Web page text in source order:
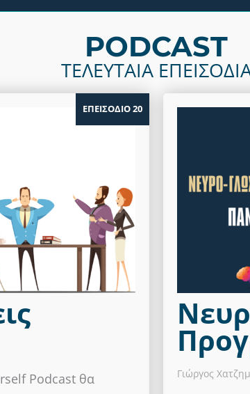
PODCAST
ΤΕΛΕΥΤΑΙΑ
ΕΠΕΙΣΟΔΙΟ 20
Podcast θα
Γιώργος